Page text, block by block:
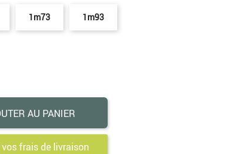
1m73 1m93
AU PANIER
frais de livraison